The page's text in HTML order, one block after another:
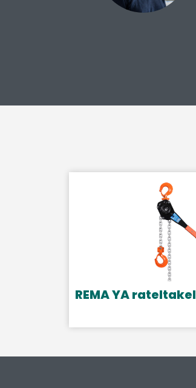
REMA YA rateltakel
product